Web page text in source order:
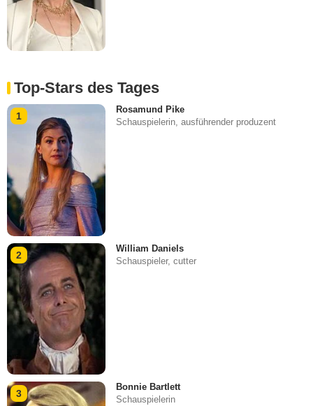
Top-Stars des Tages
1
Rosamund Pike
Schauspielerin, ausführender produzent
2
William Daniels
Schauspieler, cutter
3
Bonnie Bartlett
Schauspielerin